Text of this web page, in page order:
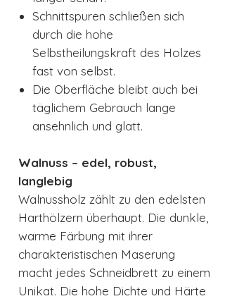
Schnittspuren schließen sich
durch die hohe
Selbstheilungskraft des Holzes
fast von selbst.
Die Oberfläche bleibt auch bei
täglichem Gebrauch lange
ansehnlich und glatt.
Walnuss – edel, robust,
langlebig
Walnussholz zählt zu den edelsten
Harthölzern überhaupt. Die dunkle,
warme Färbung mit ihrer
charakteristischen Maserung
macht jedes Schneidbrett zu einem
Unikat. Die hohe Dichte und Härte